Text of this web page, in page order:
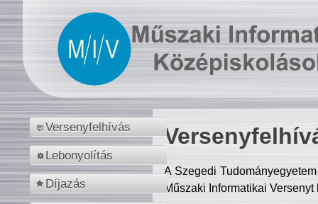
Versenyfelhívás
Lebonyolítás
Díjazás
A Szegedi
Műszaki Informatikai